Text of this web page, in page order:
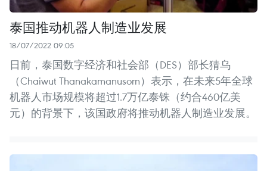
泰国推动机器人制造业发展
18/07/2022 09:05
日前，泰国数字经济和社会部（DES）部长猜乌
（Chaiwut Thanakamanusorn）表示，在未来5年全球
机器人市场规模将超过1.7万亿泰铢（约合460亿美
元）的背景下，该国政府将推动机器人制造业发展。